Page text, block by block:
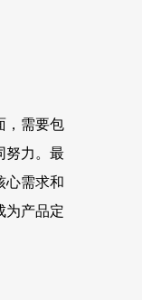
，需要包
努力。最
心需求和
为产品定